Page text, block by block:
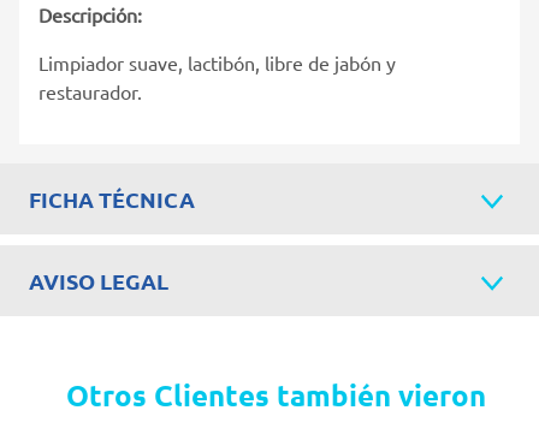
Descripción:
Limpiador suave, lactibón, libre de jabón y
restaurador.
FICHA TÉCNICA
AVISO LEGAL
Otros Clientes también vieron